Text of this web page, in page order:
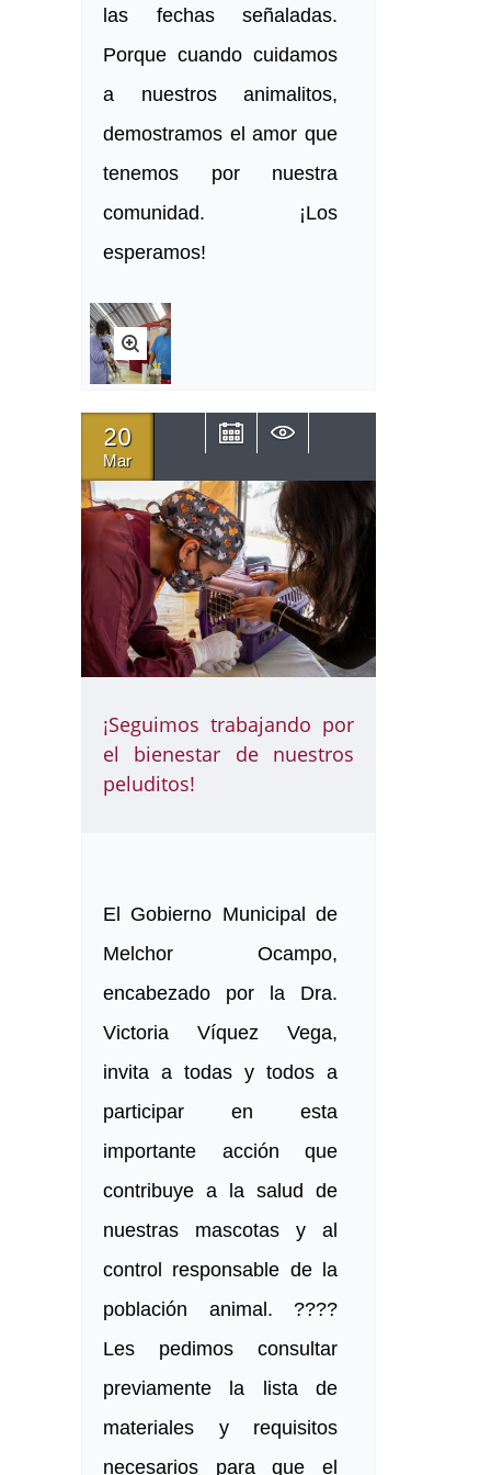
las fechas señaladas.
Porque cuando cuidamos
a nuestros animalitos,
demostramos el amor que
tenemos por nuestra
comunidad. ¡Los
esperamos!
20
Mar
¡Seguimos trabajando por
el bienestar de nuestros
peluditos!
El Gobierno Municipal de
Melchor Ocampo,
encabezado por la Dra.
Victoria Víquez Vega,
invita a todas y todos a
participar en esta
importante acción que
contribuye a la salud de
nuestras mascotas y al
control responsable de la
población animal. ????
Les pedimos consultar
previamente la lista de
materiales y requisitos
necesarios para que el